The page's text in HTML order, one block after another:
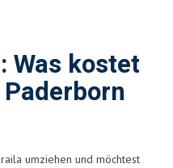
Was kostet
umziehen und möchtest